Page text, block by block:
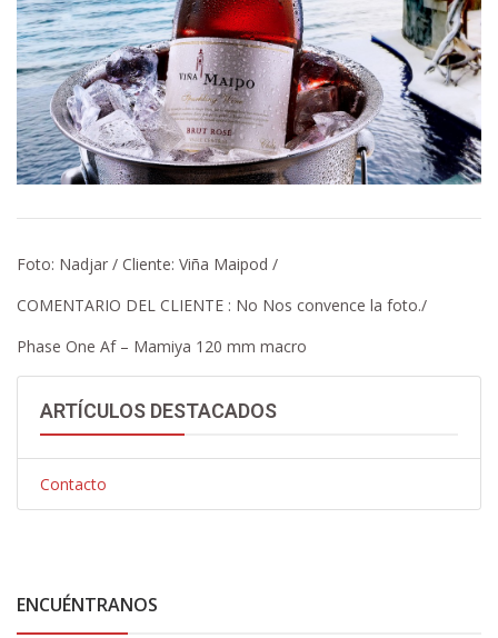
Foto: Nadjar / Cliente: Viña Maipod /
COMENTARIO DEL CLIENTE : No Nos convence la foto./
Phase One Af – Mamiya 120 mm macro
ARTÍCULOS DESTACADOS
Contacto
ENCUÉNTRANOS